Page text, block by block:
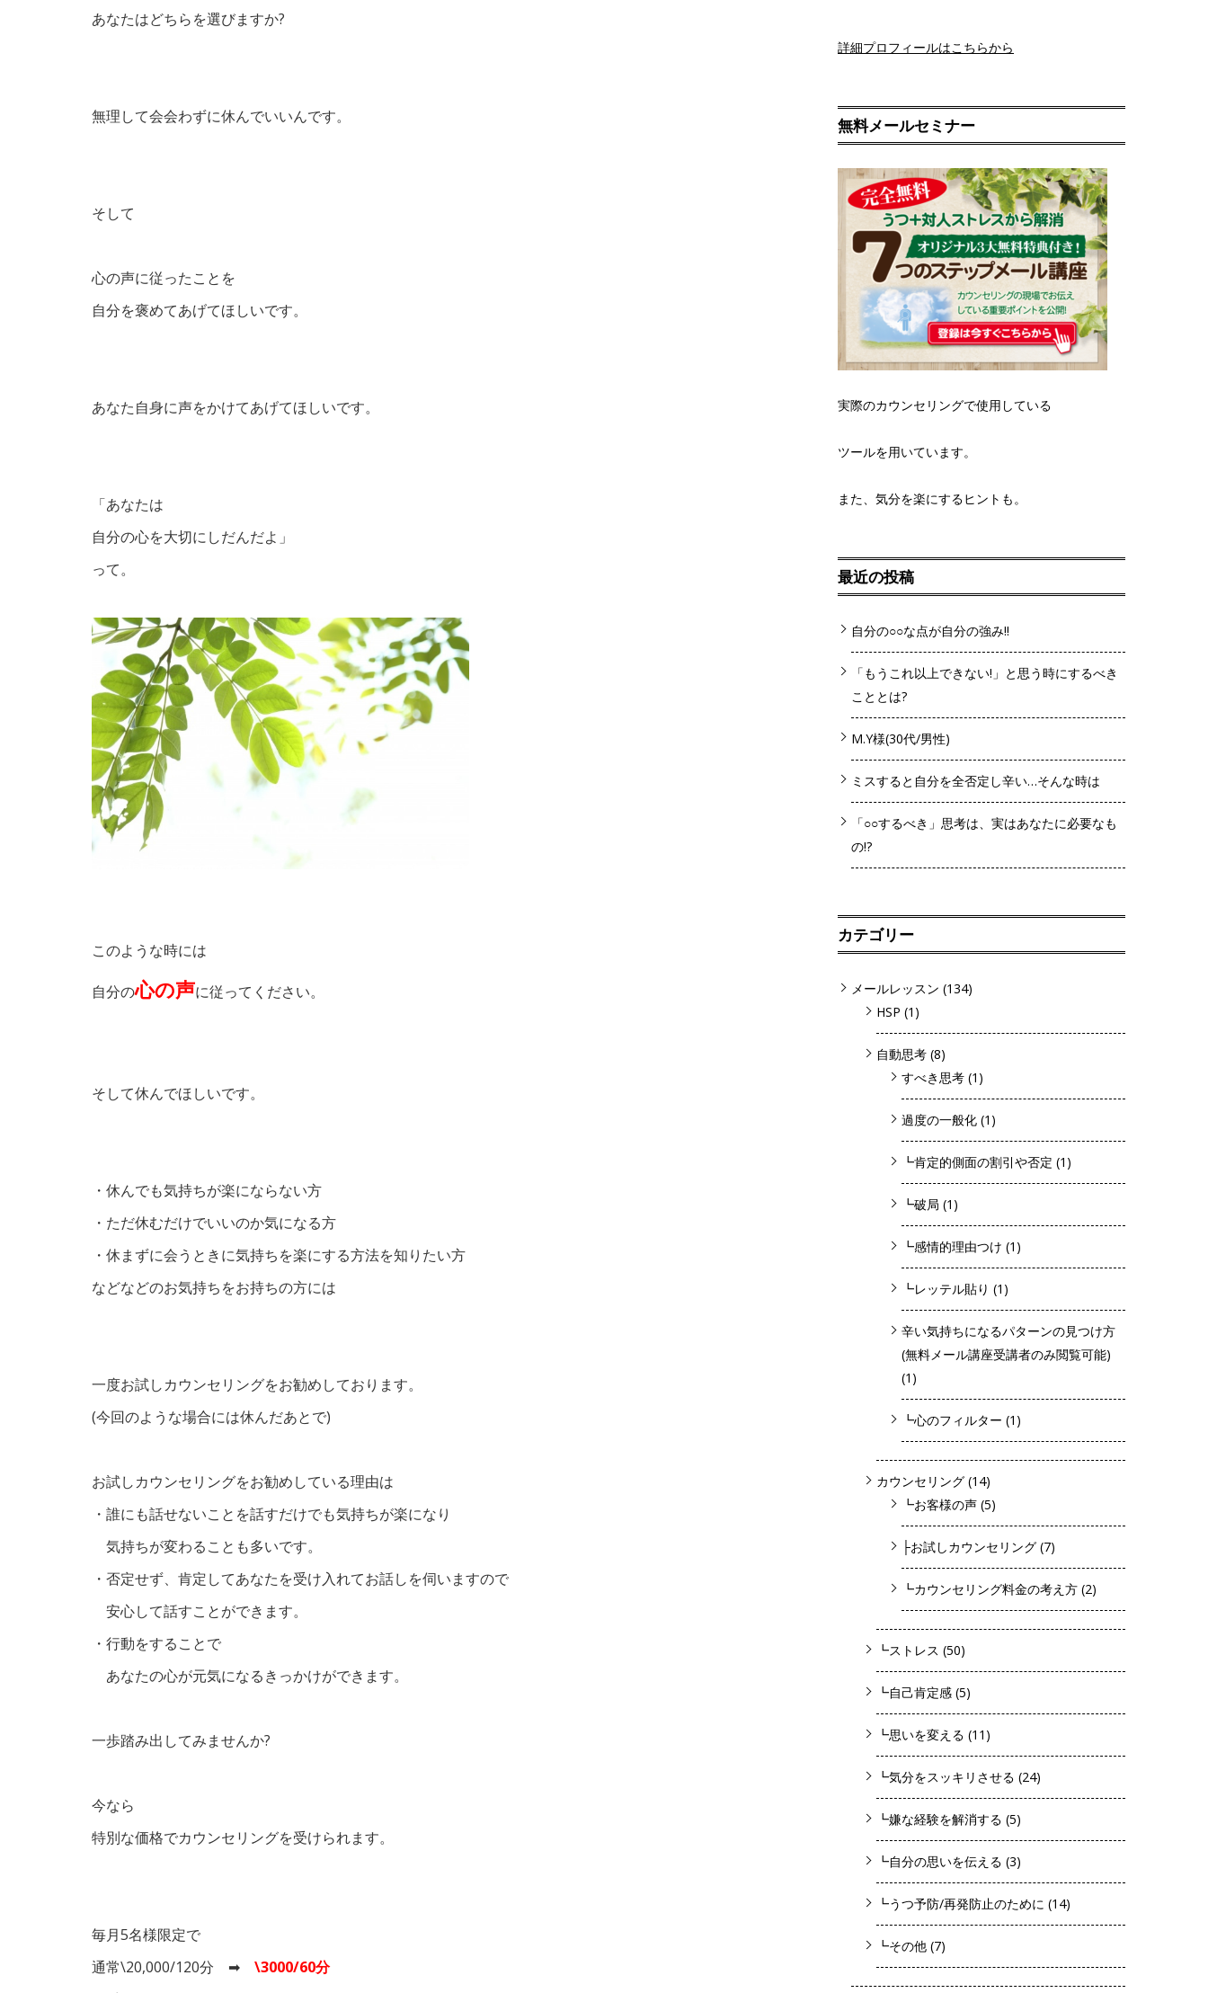
あなたはどちらを選びますか?
無理して会会わずに休んでいいんです。
そして
心の声に従ったことを
自分を褒めてあげてほしいです。
あなた自身に声をかけてあげてほしいです。
「あなたは
自分の心を大切にしだんだよ」
って。
このような時には
自分の心の声に従ってください。
そして休んでほしいです。
・休んでも気持ちが楽にならない方
・ただ休むだけでいいのか気になる方
・休まずに会うときに気持ちを楽にする方法を知りたい方
などなどのお気持ちをお持ちの方には
一度お試しカウンセリングをお勧めしております。
(今回のような場合には休んだあとで)
お試しカウンセリングをお勧めしている理由は
・誰にも話せないことを話すだけでも気持ちが楽になり
気持ちが変わることも多いです。
・否定せず、肯定してあなたを受け入れてお話しを伺いますので
安心して話すことができます。
・行動をすることで
あなたの心が元気になるきっかけができます。
一歩踏み出してみませんか?
今なら
特別な価格でカウンセリングを受けられます。
毎月5名様限定で
通常\20,000/120分 ➡ \3000/60分
詳細プロフィールはこちらから
無料メールセミナー
実際のカウンセリングで使用している
ツールを用いています。
また、気分を楽にするヒントも。
最近の投稿
自分の○○な点が自分の強み!!
「もうこれ以上できない!」と思う時にするべき
こととは?
M.Y様(30代/男性)
ミスすると自分を全否定し辛い…そんな時は
「○○するべき」思考は、実はあなたに必要なも
の!?
カテゴリー
メールレッスン (134)
HSP (1)
自動思考 (8)
すべき思考 (1)
過度の一般化 (1)
┗肯定的側面の割引や否定 (1)
┗破局 (1)
┗感情的理由つけ (1)
┗レッテル貼り (1)
辛い気持ちになるパターンの見つけ方
(無料メール講座受講者のみ閲覧可能)
(1)
┗心のフィルター (1)
カウンセリング (14)
┗お客様の声 (5)
├お試しカウンセリング (7)
┗カウンセリング料金の考え方 (2)
┗ストレス (50)
┗自己肯定感 (5)
┗思いを変える (11)
┗気分をスッキリさせる (24)
┗嫌な経験を解消する (5)
┗自分の思いを伝える (3)
┗うつ予防/再発防止のために (14)
┗その他 (7)